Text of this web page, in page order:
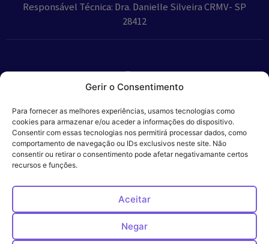
Gerir o Consentimento
Para fornecer as melhores experiências, usamos tecnologias como
cookies para armazenar e/ou aceder a informações do dispositivo.
Consentir com essas tecnologias nos permitirá processar dados, como
comportamento de navegação ou IDs exclusivos neste site. Não
consentir ou retirar o consentimento pode afetar negativamante certos
recursos e funções.
Aceitar
Negar
Responsável Técnica: Dra. Danielle Silveira CRMV- SP
28412
Parceiros:
Veros – Hospital
Ética